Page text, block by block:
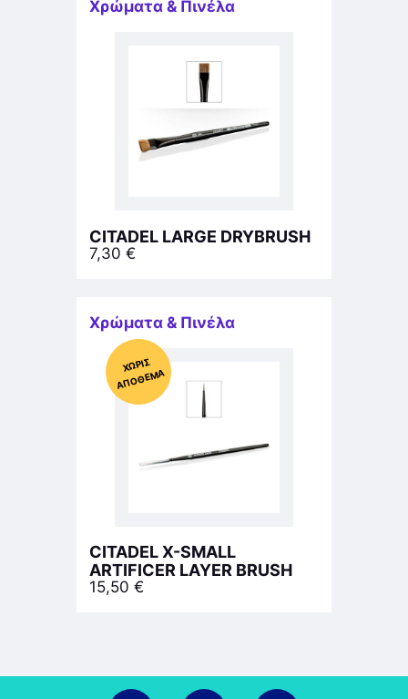
Χρώματα & Πινέλα
CITADEL LARGE DRYBRUSH
7,30 €
Χρώματα & Πινέλα
Χ
ΩΡΊΣ
Α
Π
Ό
ΘΕ
ΜΑ
CITADEL X-SMALL
ARTIFICER LAYER BRUSH
15,50 €